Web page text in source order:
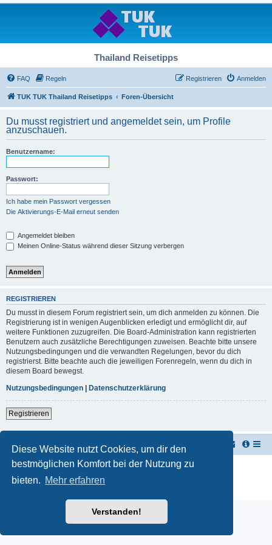
Diese Website nutzt Cookies, um dir den
bestmöglichen Komfort bei der Nutzung zu
bieten. Mehr erfahren
Verstanden!
Thailand Reisetipps
FAQ Regeln Anmelden
Registrieren
TUK TUK Thailand Reisetipps Foren-Übersicht
Du musst registriert und angemeldet sein, um Profile
anzuschauen.
Benutzername:
Passwort:
Ich habe mein Passwort vergessen
Die Aktivierungs-E-Mail erneut senden
Angemeldet bleiben
Meinen Online-Status während dieser Sitzung verbergen
REGISTRIEREN
Du musst in diesem Forum registriert sein, um dich anmelden zu können. Die
Registrierung ist in wenigen Augenblicken erledigt und ermöglicht dir, auf
weitere Funktionen zuzugreifen. Die Board-Administration kann registrierten
Benutzern auch zusätzliche Berechtigungen zuweisen. Beachte bitte unsere
Nutzungsbedingungen und die verwandten Regelungen, bevor du dich
registrierst. Bitte beachte auch die jeweiligen Forenregeln, wenn du dich in
diesem Board bewegst.
Nutzungsbedingungen
Datenschutzerklärung
Registrieren
TUK TUK Thailand Reisetipps Foren-Übersicht
Powered byphpBB ® Forum Software © phpBB Limited
Deutsche Übersetzung durch